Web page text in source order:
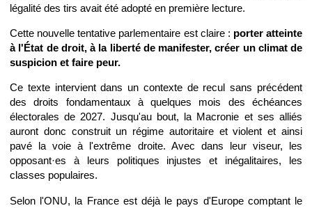
légalité des tirs avait été adopté en première lecture.
Cette nouvelle tentative parlementaire est claire : porter atteinte
à l'État de droit, à la liberté de manifester, créer un climat de
suspicion et faire peur.
Ce texte intervient dans un contexte de recul sans précédent
des droits fondamentaux à quelques mois des échéances
électorales de 2027. Jusqu'au bout, la Macronie et ses alliés
auront donc construit un régime autoritaire et violent et ainsi
pavé la voie à l'extrême droite. Avec dans leur viseur, les
opposant·es à leurs politiques injustes et inégalitaires, les
classes populaires.
Selon l'ONU, la France est déjà le pays d'Europe comptant le